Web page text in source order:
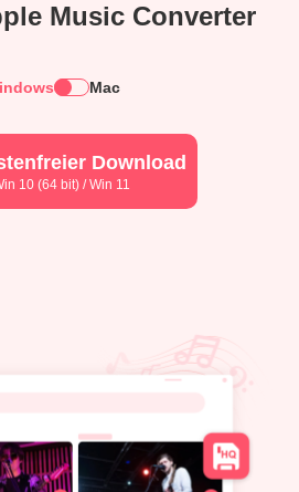
Music Converter
Mac
Download
10 (64 bit) / Win 11